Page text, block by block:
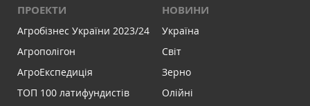
ПРОЕКТИ
Агробізнес України 2023/24
Агрополігон
АгроЕкспедиція
ТОП 100 латифундистів
НОВИНИ
Україна
Світ
Зерно
Олійні